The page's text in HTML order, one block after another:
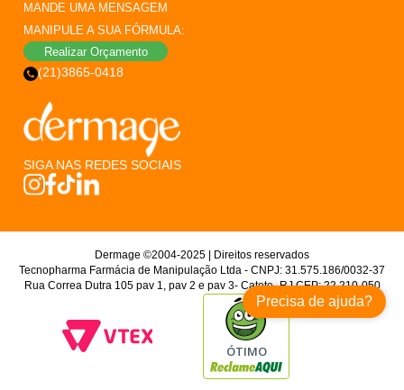
Precisa de ajuda?
MANDE UMA MENSAGEM
MANIPULE A SUA FÓRMULA:
Realizar Orçamento
(21)3865-0418
SIGA NAS REDES SOCIAIS
Dermage ©2004-2025 | Direitos reservados
Tecnopharma Farmácia de Manipulação Ltda - CNPJ: 31.575.186/0032-37
Rua Correa Dutra 105 pav 1, pav 2 e pav 3- Catete- RJ CEP: 22.210-050
ÓTIMO